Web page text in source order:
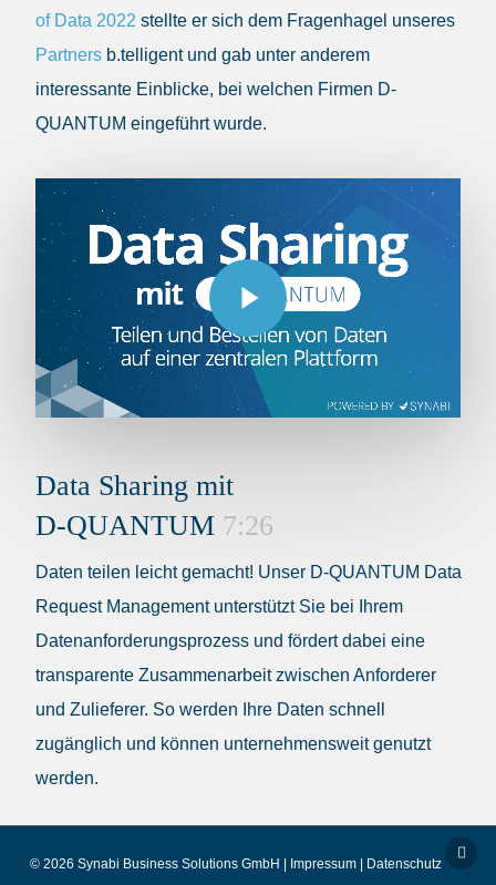
of Data 2022 stellte er sich dem Fragenhagel unseres
Partnersb.telligent und gab unter anderem
interessante Einblicke, bei welchen Firmen D-
QUANTUM eingeführt wurde.
Play Video
Play Video
Data Sharing mit
D-QUANTUM 7:26
Daten teilen leicht gemacht! Unser D-QUANTUM Data
Request Management unterstützt Sie bei Ihrem
Datenanforderungsprozess und fördert dabei eine
transparente Zusammenarbeit zwischen Anforderer
und Zulieferer. So werden Ihre Daten schnell
zugänglich und können unternehmensweit genutzt
werden.
© 2026 Synabi Business Solutions GmbH | Impressum| Datenschutz